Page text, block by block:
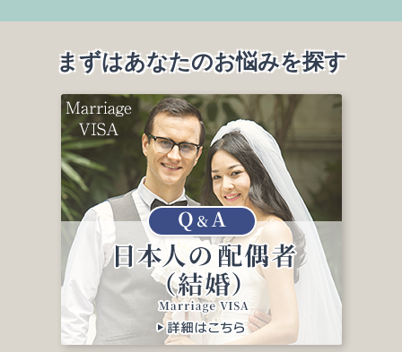
まずはあなたのお悩みを探す